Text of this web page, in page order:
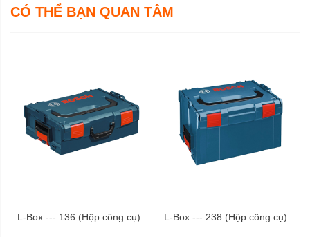
CÓ THỂ BẠN QUAN TÂM
L-Box --- 136 (Hộp công cụ) L-Box --- 238 (Hộp công cụ)